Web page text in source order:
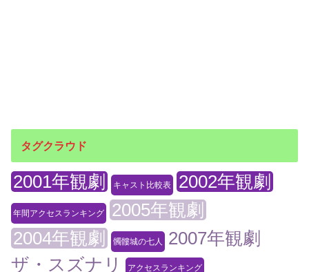
タグクラウド
2001年観劇 キャスト比較表 2002年観劇
年間アクセスランキング
2005年観劇
2004年観劇
髑髏城の七人
2007年観劇
ザ・スズナリ
アクセスランキング